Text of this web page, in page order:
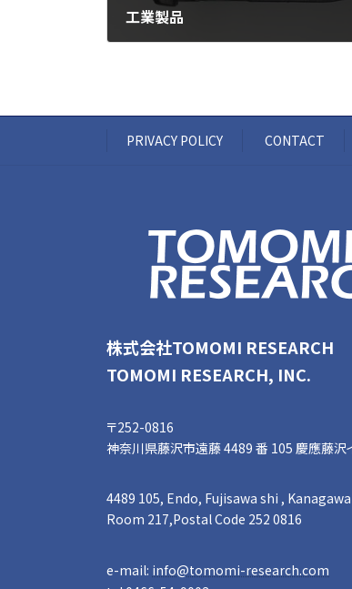
工業製品
PRIVACY POLICY CONTACT
株式会社TOMOMI RESEARCH
TOMOMI RESEARCH, INC.
〒252-0816
神奈川県藤沢市遠藤 4489 番 105 慶應藤沢
4489 105, Endo, Fujisawa shi ,
Room 217,Postal Code 252 0816
e-mail: info@tomomi-research.com